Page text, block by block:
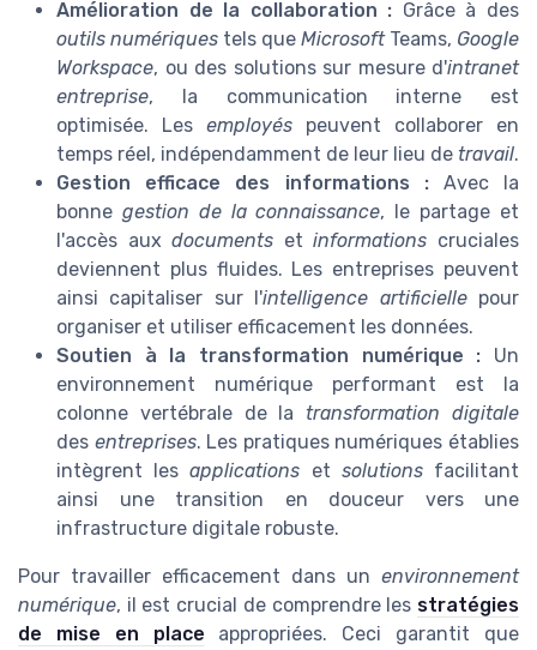
Amélioration de la collaboration : Grâce à des
outils numériques tels que MicrosoftTeams, Google
Workspace, ou des solutions sur mesure d'intranet
entreprise, la communication interne est
optimisée. Les employés peuvent collaborer en
temps réel, indépendamment de leur lieu de travail.
Gestion efficace des informations :Avec la
bonne gestion de la connaissance, le partage et
l'accès auxdocuments etinformations cruciales
deviennent plus fluides. Les entreprises peuvent
ainsi capitaliser sur l'intelligence artificiellepour
organiser et utiliser efficacement les données.
Soutien à la transformation numérique : Un
environnement numérique performant est la
colonne vertébrale de la transformation digitale
des entreprises. Les pratiques numériques établies
intègrent lesapplications et solutionsfacilitant
ainsi une transition en douceur vers une
infrastructure digitale robuste.
Pour travailler efficacement dans un environnement
numérique, il est crucial de comprendre les stratégies
de mise en place appropriées. Ceci garantit que